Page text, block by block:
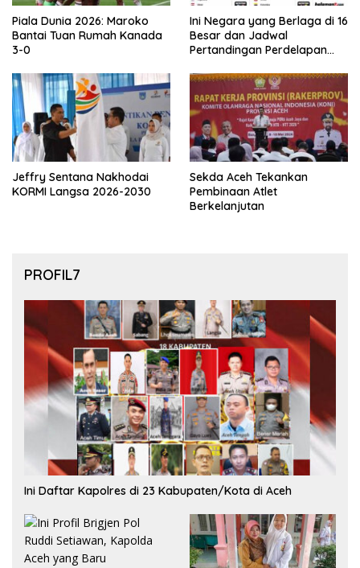
Piala Dunia 2026: Maroko
Bantai Tuan Rumah Kanada
3-0
Ini Negara yang Berlaga di 16
Besar dan Jadwal
Pertandingan Perdelapan
Jeffry Sentana Nakhodai
KORMI Langsa 2026-2030
Sekda Aceh Tekankan
Pembinaan Atlet
Berkelanjutan
PROFIL7
Ini Daftar Kapolres di 23 Kabupaten/Kota di Aceh